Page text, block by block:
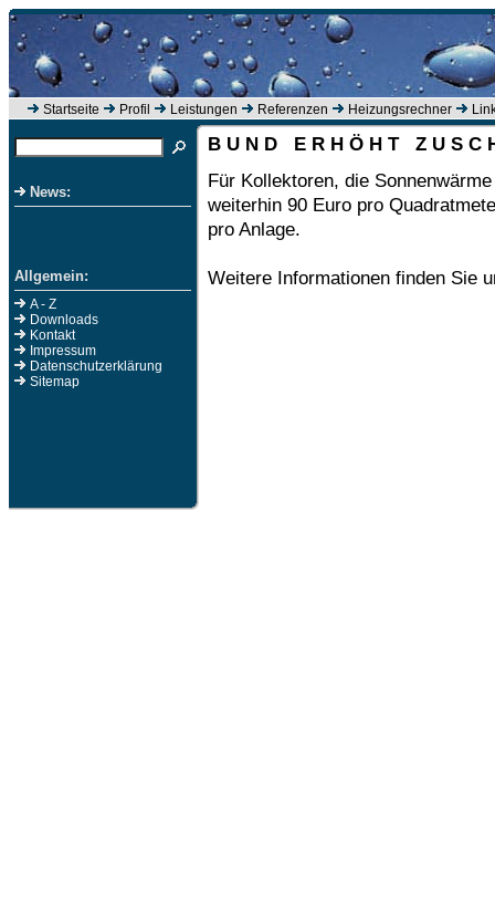
Startseite Profil Leistungen Referenzen Heizungsrechner
News:
Allgemein:
A - Z
Downloads
Kontakt
Impressum
Datenschutzerklärung
Sitemap
B U N D E R H Ö H T Z U S
Für Kollektoren, die
weiterhin 90 Euro pro
pro Anlage.
Weitere Informationen finden Sie